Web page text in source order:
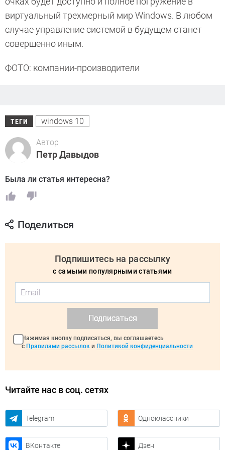
виртуальный трехмерный мир Windows. В любом
случае управление системой в будущем станет
совершенно иным.
ФОТО: компании-производители
ТЕГИ windows 10
Автор
Петр Давыдов
Была ли статья интересна?
Поделиться
Подпишитесь на рассылку
с самыми популярными статьями
Подписаться
Нажимая кнопку подписаться, вы соглашаетесь
с Правилами рассылок и Политикой конфиденциальности
Читайте нас в соц. сетях
Telegram Одноклассники
ВКонтакте Дзен